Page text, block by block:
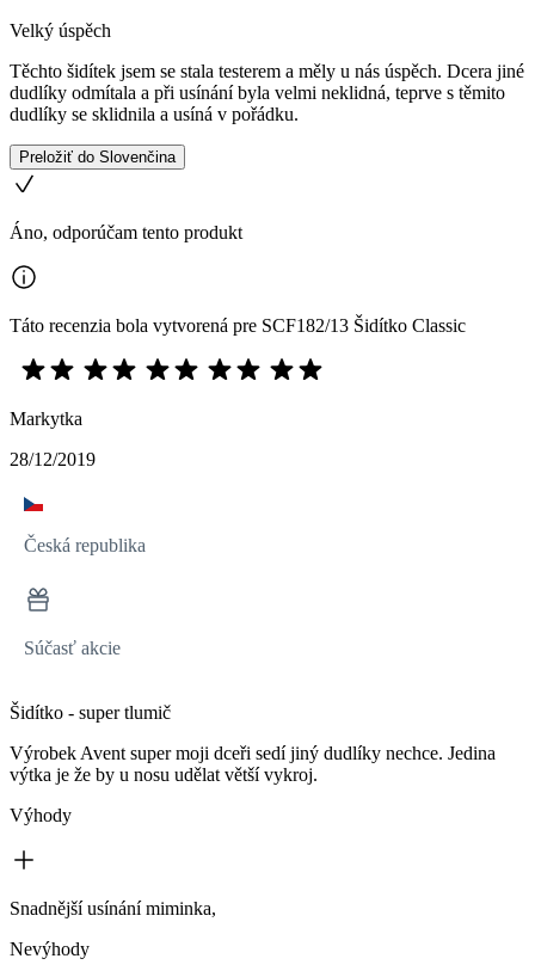
Velký úspěch
Těchto šidítek jsem se stala testerem a měly u nás úspěch. Dcera jiné
dudlíky odmítala a při usínání byla velmi neklidná, teprve s těmito
dudlíky se sklidnila a usíná v pořádku.
Preložiť do Slovenčina
Áno, odporúčam tento produkt
Táto recenzia bola vytvorená pre SCF182/13 Šidítko Classic
Markytka
28/12/2019
Česká republika
Súčasť akcie
Šidítko - super tlumič
Výrobek Avent super moji dceři sedí jiný dudlíky nechce. Jedina
výtka je že by u nosu udělat větší vykroj.
Výhody
Snadnější usínání miminka,
Nevýhody